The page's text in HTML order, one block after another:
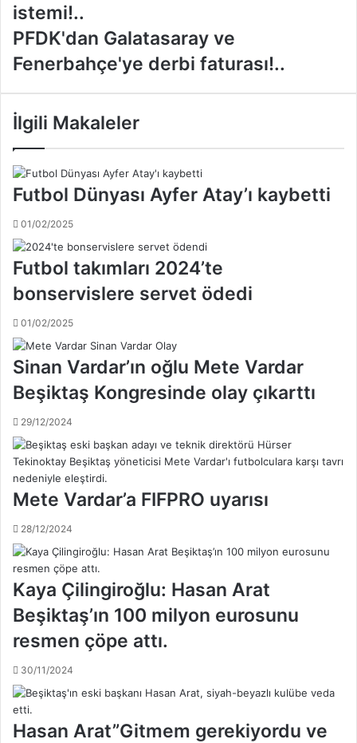
z
ı
r
ı
m
a
ı
4
a
y
a
p
i
s
c
e
z
a
s
s
t
e
m
!
.
istemi!..
P
D
d
n
G
l
a
a
s
a
r
a
y
v
e
F
e
n
e
r
b
a
h
e
'
y
e
e
r
i
f
u
PFDK'dan Galatasaray ve
Fenerbahçe'ye derbi faturası!..
İlgili Makaleler
Futbol Dünyası Ayfer Atay’ı kaybetti
01/02/2025
Futbol takımları 2024’te
bonservislere servet ödedi
01/02/2025
Sinan Vardar’ın oğlu Mete Vardar
Beşiktaş Kongresinde olay çıkarttı
29/12/2024
Mete Vardar’a FIFPRO uyarısı
28/12/2024
Kaya Çilingiroğlu: Hasan Arat
Beşiktaş’ın 100 milyon eurosunu
resmen çöpe attı.
30/11/2024
Hasan Arat”Gitmem gerekiyordu ve